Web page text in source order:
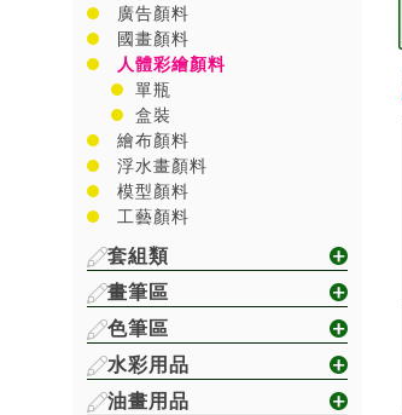
廣告顏料
國畫顏料
人體彩繪顏料
單瓶
盒裝
繪布顏料
浮水畫顏料
模型顏料
工藝顏料
套組類
畫筆區
色筆區
水彩用品
油畫用品